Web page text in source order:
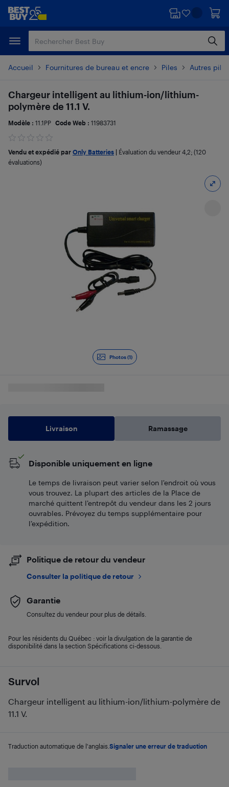
Passer
principal
Passer
Accueil Fournitures de bureau et encre Piles Autres piles
Photos (1)
Survol
Chargeur intelligent au lithium-ion/lithium-polymère de
11.1 V.
Traduction automatique de l'anglais. Signaler une erreur de traduction
Chargeur intelligent au lithium-ion/lithium-
polymère de 11.1 V.
Modèle : 11.1PP Code Web : 11983731
Vendu et expédié par Only Batteries Évaluation du vendeur 4,2; (120
évaluations)
Livraison Ramassage
Disponible uniquement en ligne
Le temps de livraison peut varier selon l'endroit où vous
vous trouvez. La plupart des articles de la Place de
marché quittent l’entrepôt du vendeur dans les 2 jours
ouvrables. Prévoyez du temps supplémentaire pour
l’expédition.
Politique de retour du vendeur
Consulter la politique de retour
Garantie
Consultez du vendeur pour plus de détails.
Pour les résidents du Québec : voir la divulgation de la garantie de
disponibilité dans la section Spécifications ci-dessous.